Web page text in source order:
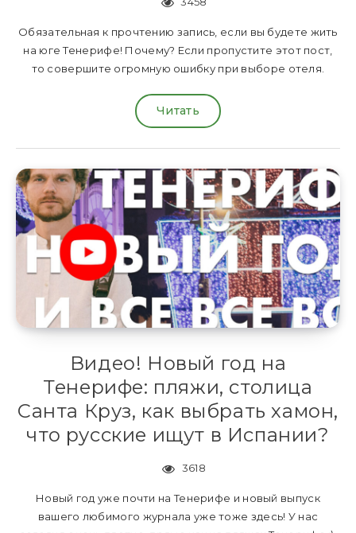
Обязательная к прочтению запись, если вы будете жить
на юге Тенерифе! Почему? Если пропустите этот пост,
то совершите огромную ошибку при выборе отеля.
Читать
Видео! Новый год на
Тенерифе: пляжи, столица
Санта Круз, как выбрать хамон,
что русские ищут в Испании?
3618
Новый год уже почти на Тенерифе и новый выпуск
вашего любимого журнала уже тоже здесь! У нас